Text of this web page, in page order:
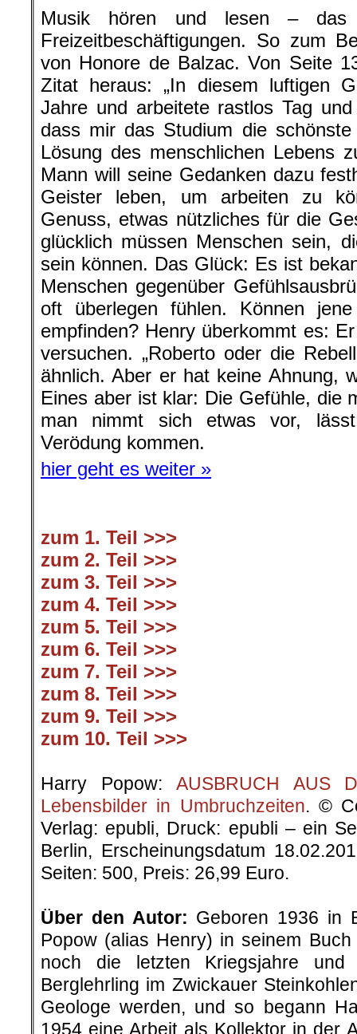
Musik hören und lesen – das
Freizeitbeschäftigungen. So zum
von Honore de Balzac. Von Seite
Zitat heraus: „In diesem luftigen
Jahre und arbeitete rastlos Tag
dass mir das Studium die
Lösung des menschlichen Lebens
Mann will seine Gedanken dazu
Geister leben, um arbeiten zu
Genuss, etwas nützliches für die
glücklich müssen Menschen sein,
sein können. Das Glück: Es ist
Menschen gegenüber
oft überlegen fühlen. Können
empfinden? Henry überkommt es:
versuchen. „Roberto oder die
ähnlich. Aber er hat keine Ahnung,
Eines aber ist klar: Die Gefühle, die
man nimmt sich etwas vor,
Verödung kommen.
hier geht es weiter »
zum 1. Teil >>>
zum 2. Teil >>>
zum 3. Teil >>>
zum 4. Teil >>>
zum 5. Teil >>>
zum 6. Teil >>>
zum 7. Teil >>>
zum 8. Teil >>>
zum 9. Teil >>>
zum 10. Teil >>>
Harry Popow: AUSBRUCH AUS
Lebensbilder in Umbruchzeiten. ©
Verlag: epubli, Druck: epubli – ein
Berlin, Erscheinungsdatum
Seiten: 500, Preis: 26,99 Euro.
Über den Autor: Geboren 1936 in
Popow (alias Henry) in seinem Buch
noch die letzten Kriegsjahre
Berglehrling im Zwickauer
Geologe werden, und so begann
1954 eine Arbeit als Kollektor in der